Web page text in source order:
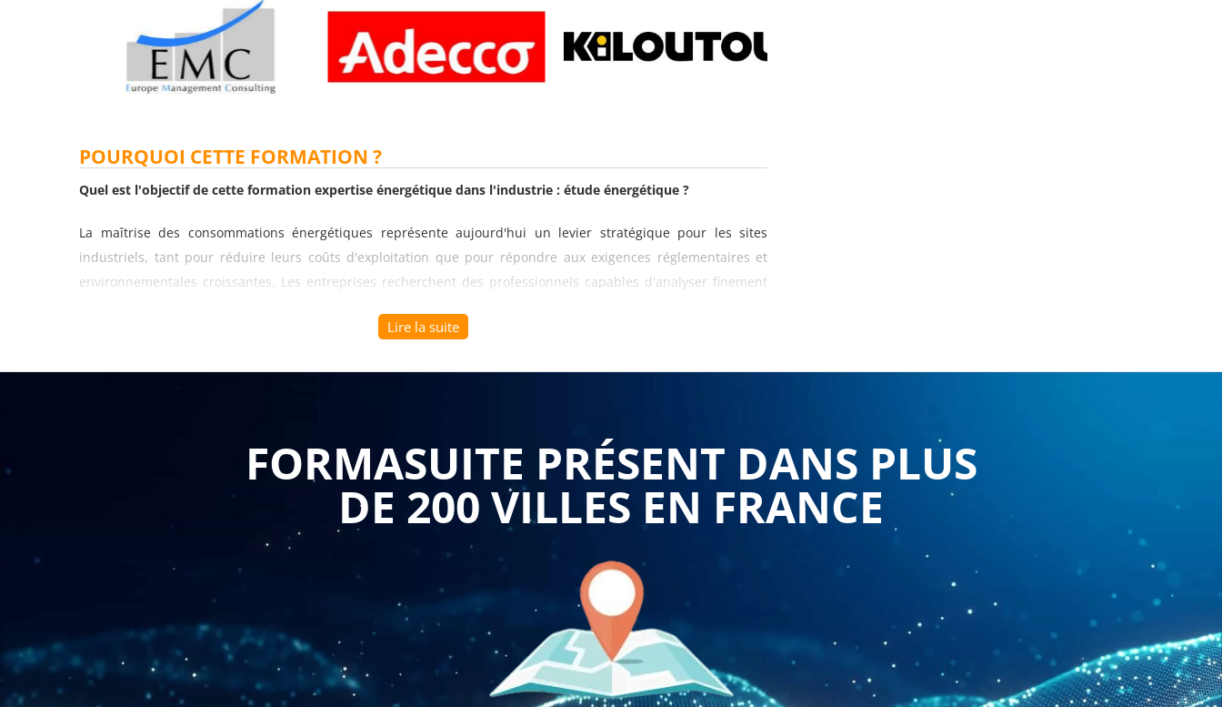
POURQUOI CETTE FORMATION ?
Quel est l'objectif de cette formation expertise énergétique dans l'industrie : étude énergétique ?
La maîtrise des consommations énergétiques représente aujourd'hui un levier stratégique pour les sites
industriels, tant pour réduire leurs coûts d'exploitation que pour répondre aux exigences réglementaires et
environnementales croissantes. Les entreprises recherchent des professionnels capables d'analyser finement
Laformation expertise énergétique dans l'industrie : étude énergétiquedéveloppe les compétences
consommation, à identifier les postes les plus énergivores et à quantifier les pertes énergétiques. Cette
approche méthodique permet d'établir un diagnostic précis et de hiérarchiser les priorités d'intervention selon
leur potentiel d'économies et leur rentabilité. Formasuiteadapte gratuitement le contenu du programme aux
spécificités de votre secteur industriel, qu'il s'agisse de production continue, de processus batch ou d'activités
logistiques, garantissant une pertinence immédiate pour vos équipes.
Se former à l'expertise énergétique industrielle permet également de déterminer les actions concrètes à mener
pour améliorer l'efficacité énergétique de vos installations. Les sessions abordent l'optimisation des systèmes
de production, la récupération de chaleur, l'amélioration de l'isolation thermique et la modernisation des
équipements. Les participants acquièrent la capacité de conseiller sur les solutions technologiques et
stratégiques à adopter, en évaluant les investissements nécessaires, les temps de retour et les aides financières
Lire la suite
FORMASUITE PRÉSENT DANS PLUS
DE 200 VILLES EN FRANCE